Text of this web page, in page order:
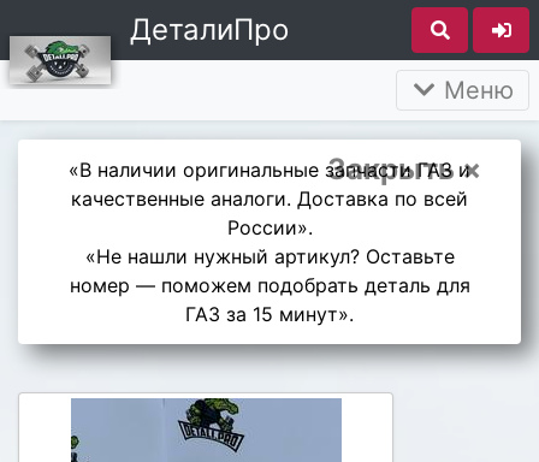
ДеталиПро
Меню
Закрыть ×
«В наличии оригинальные запчасти ГАЗ и
качественные аналоги. Доставка по всей
России».
«Не нашли нужный артикул? Оставьте
номер — поможем подобрать деталь для
ГАЗ за 15 минут».